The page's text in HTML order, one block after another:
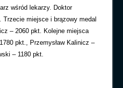
wśród lekarzy. Doktor
Trzecie miejsce i brązowy medal
– 2060 pkt. Kolejne miejsca
pkt., Przemysław Kalinicz –
– 1180 pkt.